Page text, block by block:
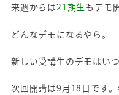
来週からは21期生もデモ
どんなデモになるやら。
新しい受講生のデモはい
次回開講は9月18日です。